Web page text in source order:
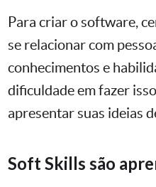
Para criar o software,
se relacionar com
conhecimentos e
dificuldade em fazer
apresentar suas ideias
Soft Skills são